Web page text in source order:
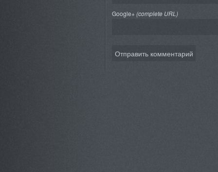
Google+(complete URL)